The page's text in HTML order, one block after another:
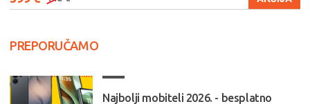
PREPORUČAMO
Najbolji mobiteli 2026. - besplatno